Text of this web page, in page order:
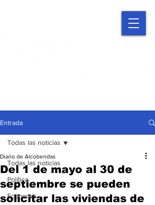
Entrada
Todas las noticias
Política
Economía
Todas las noticias
Del 1 de mayo al 30 de
septiembre se pueden
solicitar las viviendas de
Diario de Alcobendas